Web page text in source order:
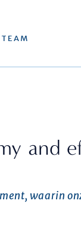
TEAM
and
waarin